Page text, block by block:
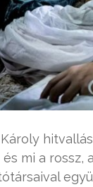
és mi a